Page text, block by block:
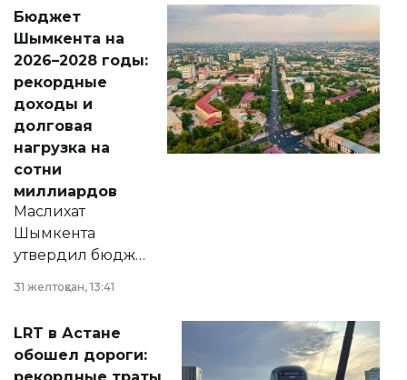
народу
Венесуэлы.
Бюджет
Шымкента на
2026–2028 годы:
рекордные
доходы и
долговая
нагрузка на
сотни
миллиардов
Маслихат
Шымкента
утвердил бюджет
2028 годы.
документ
появился в базе
31 желтоқсан, 13:41
LRT в Астане
обошел дороги: